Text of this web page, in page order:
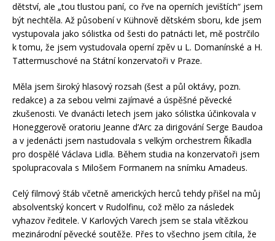
dětství, ale „tou tlustou paní, co řve na operních jevištích“ jsem
být nechtěla. Až působení v Kühnově dětském sboru, kde jsem
vystupovala jako sólistka od šesti do patnácti let, mě postrčilo
k tomu, že jsem vystudovala operní zpěv u L. Domanínské a H.
Tattermuschové na Státní konzervatoři v Praze.
Měla jsem široký hlasový rozsah (šest a půl oktávy, pozn.
redakce) a za sebou velmi zajímavé a úspěšné pěvecké
zkušenosti. Ve dvanácti letech jsem jako sólistka účinkovala v
Honeggerově oratoriu Jeanne d’Arc za dirigování Serge Baudoa
a v jedenácti jsem nastudovala s velkým orchestrem Říkadla
pro dospělé Václava Lidla. Během studia na konzervatoři jsem
spolupracovala s Milošem Formanem na snímku Amadeus.
Celý filmový štáb včetně amerických herců tehdy přišel na můj
absolventský koncert v Rudolfinu, což mělo za následek
vyhazov ředitele. V Karlových Varech jsem se stala vítězkou
mezinárodní pěvecké soutěže. Přes to všechno jsem cítila, že